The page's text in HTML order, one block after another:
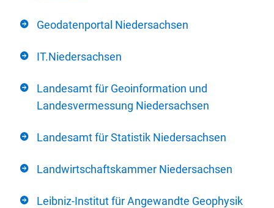
Geodatenportal Niedersachsen
IT.Niedersachsen
Landesamt für Geoinformation und
Landesvermessung Niedersachsen
Landesamt für Statistik Niedersachsen
Landwirtschaftskammer Niedersachsen
Leibniz-Institut für Angewandte Geophysik